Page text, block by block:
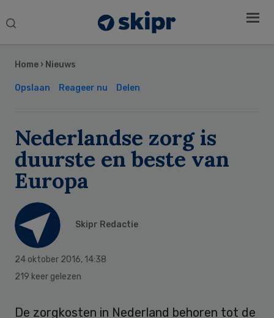
Search
Home › Nieuws
Opslaan Reageer nu Delen
Nederlandse zorg is
duurste en beste van
Europa
Skipr Redactie
24 oktober 2016, 14:38
219 keer gelezen
De zorgkosten in Nederland behoren tot de
Sidebar